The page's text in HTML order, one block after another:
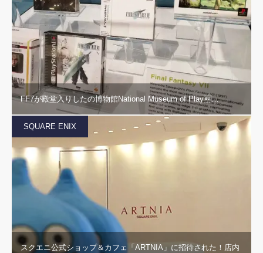
FF7が殿堂入りしたの博物館National Museum of Play…
SQUARE ENIX
スクエニ公式ショップ＆カフェ「ARTNIA」に招待された！店内